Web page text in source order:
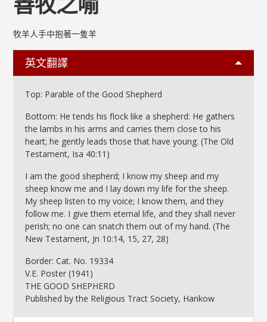
牧羊人手中抱著一隻羊
英文翻譯
Top: Parable of the Good Shepherd
Bottom: He tends his flock like a shepherd: He gathers
the lambs in his arms and carries them close to his
heart; he gently leads those that have young. (The Old
Testament, Isa 40:11)
I am the good shepherd; I know my sheep and my
sheep know me and I lay down my life for the sheep.
My sheep listen to my voice; I know them, and they
follow me. I give them eternal life, and they shall never
perish; no one can snatch them out of my hand. (The
New Testament, Jn 10:14, 15, 27, 28)
Border: Cat. No. 19334
V.E. Poster (1941)
THE GOOD SHEPHERD
Published by the Religious Tract Society, Hankow